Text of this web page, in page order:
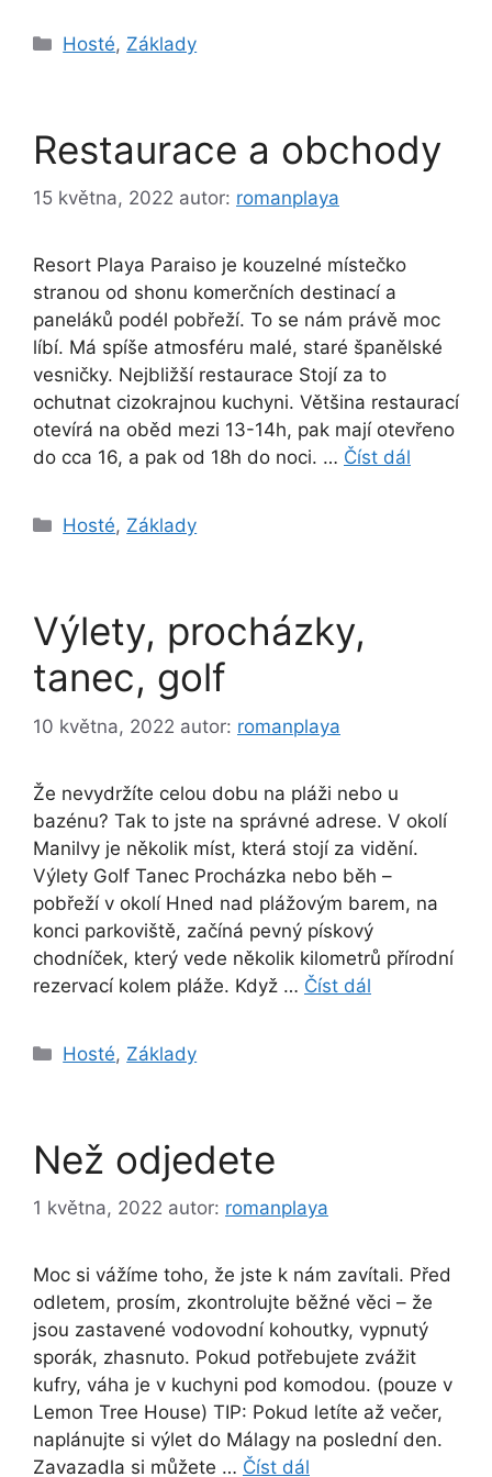
Rubriky
Hosté, Základy
Restaurace a obchody
15 května, 2022 autor: romanplaya
Resort Playa Paraiso je kouzelné místečko
stranou od shonu komerčních destinací a
paneláků podél pobřeží. To se nám právě moc
líbí. Má spíše atmosféru malé, staré španělské
vesničky. Nejbližší restaurace Stojí za to
ochutnat cizokrajnou kuchyni. Většina restaurací
otevírá na oběd mezi 13-14h, pak mají otevřeno
do cca 16, a pak od 18h do noci. … Číst dál
Rubriky
Hosté, Základy
Výlety, procházky,
tanec, golf
10 května, 2022 autor: romanplaya
Že nevydržíte celou dobu na pláži nebo u
bazénu? Tak to jste na správné adrese. V okolí
Manilvy je několik míst, která stojí za vidění.
Výlety Golf Tanec Procházka nebo běh –
pobřeží v okolí Hned nad plážovým barem, na
konci parkoviště, začíná pevný pískový
chodníček, který vede několik kilometrů přírodní
rezervací kolem pláže. Když … Číst dál
Rubriky
Hosté, Základy
Než odjedete
1 května, 2022 autor: romanplaya
Moc si vážíme toho, že jste k nám zavítali. Před
odletem, prosím, zkontrolujte běžné věci – že
jsou zastavené vodovodní kohoutky, vypnutý
sporák, zhasnuto. Pokud potřebujete zvážit
kufry, váha je v kuchyni pod komodou. (pouze v
Lemon Tree House) TIP: Pokud letíte až večer,
naplánujte si výlet do Málagy na poslední den.
Zavazadla si můžete … Číst dál